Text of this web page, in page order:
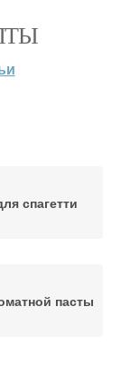
спагетти
пасты